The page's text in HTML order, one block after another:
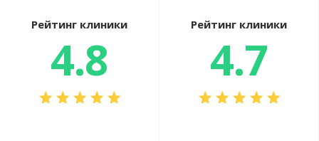
Рейтинг клиники
4.8
Рейтинг клиники
4.7